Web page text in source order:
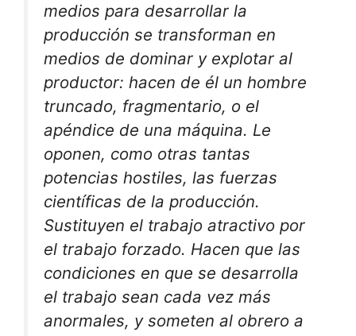
medios para desarrollar la
producción se transforman en
medios de dominar y explotar al
productor: hacen de él un hombre
truncado, fragmentario, o el
apéndice de una máquina. Le
oponen, como otras tantas
potencias hostiles, las fuerzas
científicas de la producción.
Sustituyen el trabajo atractivo por
el trabajo forzado. Hacen que las
condiciones en que se desarrolla
el trabajo sean cada vez más
anormales, y someten al obrero a